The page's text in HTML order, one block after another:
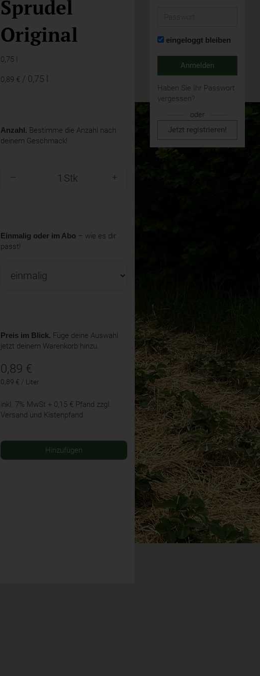
Sprudel
Original
0,75 l
0,89 € / 0,75 l
Anzahl. Bestimme die Anzahl nach
deinem Geschmack!
Stk
Einmalig oder im Abo – wie es dir
passt!
Preis im Blick. Füge deine Auswahl
jetzt deinem Warenkorb hinzu.
0,89 €
0,89 € / Liter
inkl. 7% MwSt + 0,15 € Pfand zzgl.
Versand und Kistenpfand
Hinzufügen
eingeloggt bleiben
Anmelden
Haben Sie Ihr Passwort
vergessen?
oder
Jetzt registrieren!